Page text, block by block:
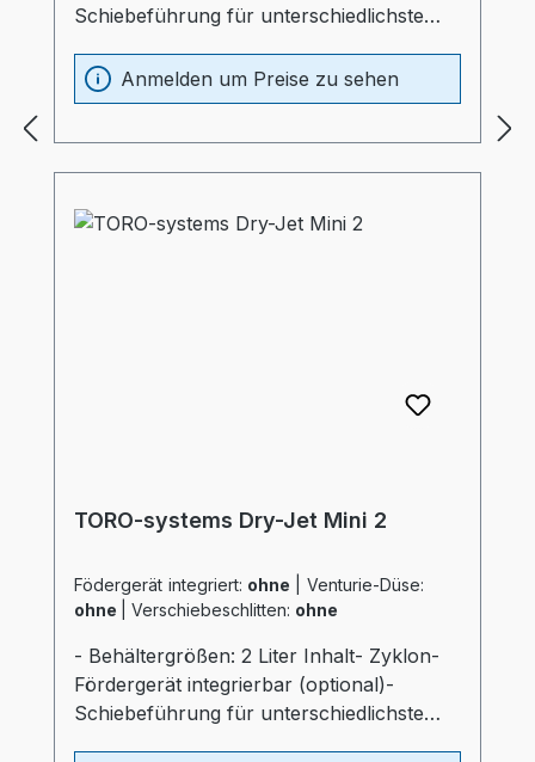
Schiebeführung für unterschiedlichste
Materialbehälter und Heizung optimal
wärmeisoliert (20mm)- Prozessheizung im
Spezialglas- Temperaturfühler am
Anmelden um Preise zu sehen
TORO-systems Dry-Jet Mini 2
Födergerät integriert: ohne
Venturie-Düse:
ohne
Verschiebeschlitten: ohne
- Behältergrößen: 2 Liter Inhalt- Zyklon-
Fördergerät integrierbar (optional)-
Schiebeführung für unterschiedlichste